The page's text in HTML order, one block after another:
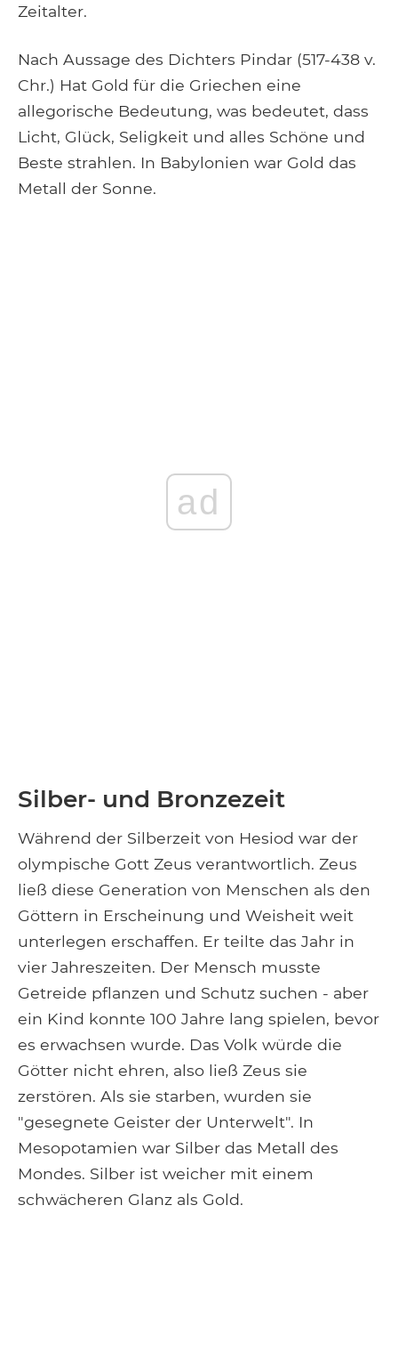
Zeitalter.
Nach Aussage des Dichters Pindar (517-438 v.
Chr.) Hat Gold für die Griechen eine
allegorische Bedeutung, was bedeutet, dass
Licht, Glück, Seligkeit und alles Schöne und
Beste strahlen. In Babylonien war Gold das
Metall der Sonne.
ad
Silber- und Bronzezeit
Während der Silberzeit von Hesiod war der
olympische Gott Zeus verantwortlich. Zeus
ließ diese Generation von Menschen als den
Göttern in Erscheinung und Weisheit weit
unterlegen erschaffen. Er teilte das Jahr in
vier Jahreszeiten. Der Mensch musste
Getreide pflanzen und Schutz suchen - aber
ein Kind konnte 100 Jahre lang spielen, bevor
es erwachsen wurde. Das Volk würde die
Götter nicht ehren, also ließ Zeus sie
zerstören. Als sie starben, wurden sie
"gesegnete Geister der Unterwelt". In
Mesopotamien war Silber das Metall des
Mondes. Silber ist weicher mit einem
schwächeren Glanz als Gold.